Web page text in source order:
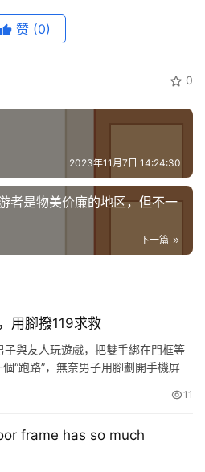
赞 (0)
0
2023年11月7日 14:24:30
者是物美价廉的地区，但不一
下一篇
用腳撥119求救
與友人玩遊戲，把雙手綁在門框等
“跑路”，無奈男子用腳劃開手機屏
友不靠譜。 來源：中國消防
11
frame has so much